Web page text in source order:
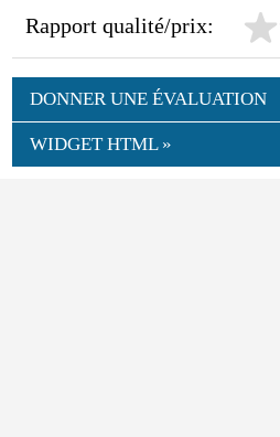
Rapport qualité/prix:
DONNER UNE ÉVALUATION
WIDGET HTML »